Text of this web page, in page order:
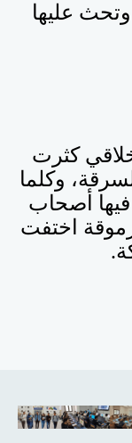
عليها
كثرت
وكلما
فيها أصحاب
اختفت